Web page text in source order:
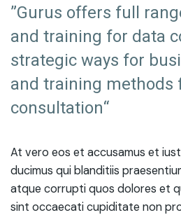
”Gurus offers full
and training for data
strategic ways for
and training methods
consultation“
At vero eos et accusamus et
ducimus qui blanditiis
atque corrupti quos dolores et
sint occaecati cupiditate non